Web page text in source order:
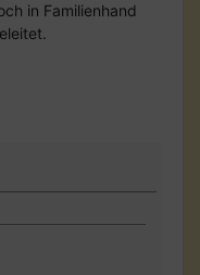
in Familienhand